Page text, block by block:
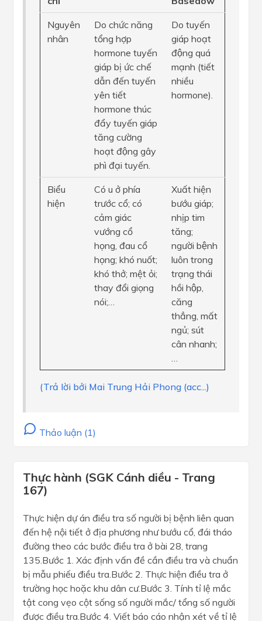
Nguyên
nhân
Do chức năng
tổng hợp
hormone tuyến
giáp bị ức chế
dẫn đến tuyến
yên tiết
hormone thúc
đẩy tuyến giáp
tăng cường
hoạt động gây
phì đại tuyến.
Do tuyến
giáp hoạt
động quá
mạnh (tiết
nhiều
hormone).
Biểu
hiện
Có u ở phía
trước cổ; có
cảm giác
vướng cổ
họng, đau cổ
họng; khó nuốt;
khó thở; mệt ỏi;
thay đổi giọng
nói;…
Xuất hiện
bướu giáp;
nhịp tim
tăng;
người bệnh
luôn trong
trạng thái
hồi hộp,
căng
thẳng, mất
ngủ; sút
cân nhanh;
(Trả lời bởi Mai Trung Hải Phong (acc...)
Thảo luận (1)
Thực hành (SGK Cánh diều - Trang
167)
Thực hiện dự án điều tra số người bị bệnh liên quan
đến hệ nội tiết ở địa phương như bướu cổ, đái tháo
đường theo các bước điều tra ở bài 28, trang
135.Bước 1. Xác định vấn đề cần điều tra và chuẩn
bị mẫu phiếu điều tra.Bước 2. Thực hiện điều tra ở
trường học hoặc khu dân cư.Bước 3. Tính tỉ lệ mắc
tật cong vẹo cột sống số người mắc/ tổng số người
được điều tra.Bước 4. Viết báo cáo nhận xét về tỉ lệ